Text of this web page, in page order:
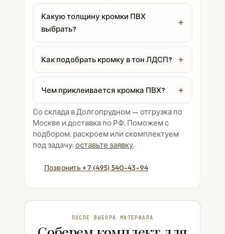
Какую толщину кромки ПВХ
выбрать?
Как подобрать кромку в тон ЛДСП?
Чем приклеивается кромка ПВХ?
Со склада в Долгопрудном — отгрузка по
Москве и доставка по РФ. Поможем с
подбором, раскроем или скомплектуем
под задачу: оставьте заявку.
Позвонить +7 (495) 540-43-94
ПОСЛЕ ВЫБОРА МАТЕРИАЛА